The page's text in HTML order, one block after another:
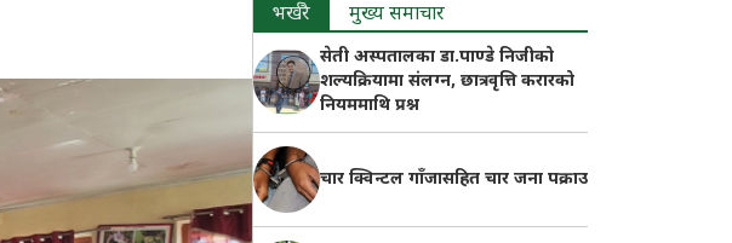
भर्खरै मुख्य समाचार
सेती अस्पतालका डा.पाण्डे निजीको
शल्यक्रियामा संलग्न, छात्रवृत्ति करारको
नियममाथि प्रश्न
चार क्विन्टल गाँजासहित चार जना पक्राउ